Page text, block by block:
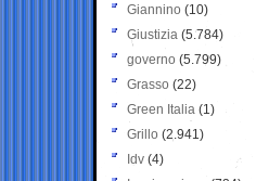
Giannino (10)
Giustizia (5.784)
governo (5.799)
Grasso (22)
Green Italia (1)
Grillo (2.941)
Idv (4)